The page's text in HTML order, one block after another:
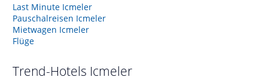
Last Minute Icmeler
Pauschalreisen Icmeler
Mietwagen Icmeler
Flüge
Trend-Hotels Icmeler